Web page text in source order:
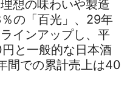
想の味わいや製造
の「百光」、29年
インアップし、平
と一般的な日本酒
間での累計売上は40